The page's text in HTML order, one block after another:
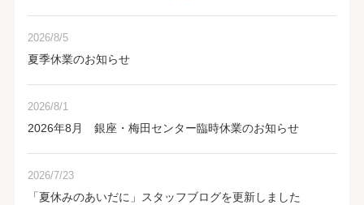
2026/8/5
夏季休業のお知らせ
2026/8/1
2026年8月 銀座・梅田センター臨時休業のお知らせ
2026/7/23
「夏休みのあいだに」スタッフブログを更新しました